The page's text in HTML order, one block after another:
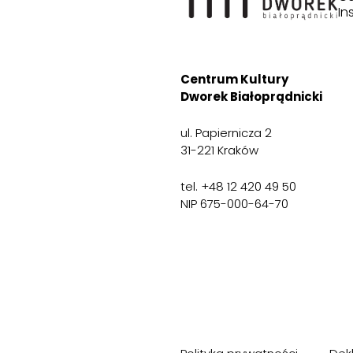
Centrum Kultury
Dworek Białoprądnicki
ul. Papiernicza 2
31-221 Kraków
tel. +48 12 420 49 50
NIP 675-000-64-70